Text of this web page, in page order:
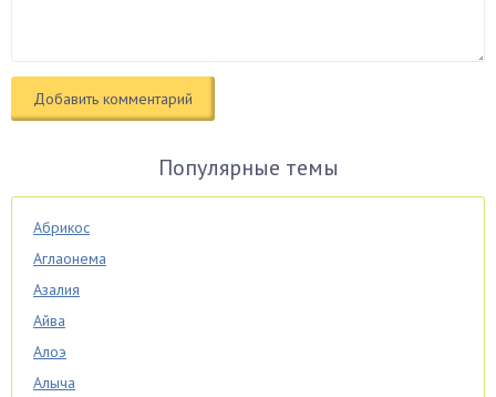
Популярные темы
Абрикос
Аглаонема
Азалия
Айва
Алоэ
Алыча